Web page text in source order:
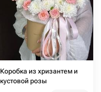
Коробка из хризантем и
кустовой розы